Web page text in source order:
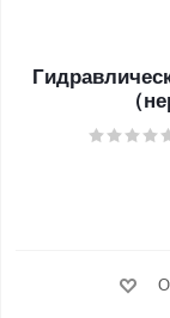
（